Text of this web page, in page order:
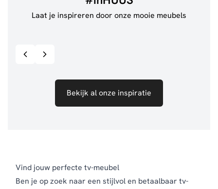
Laat je inspireren door onze mooie meubels
Bekijk al onze inspiratie
Vind jouw perfecte tv-meubel
Ben je op zoek naar een stijlvol en betaalbaar tv-